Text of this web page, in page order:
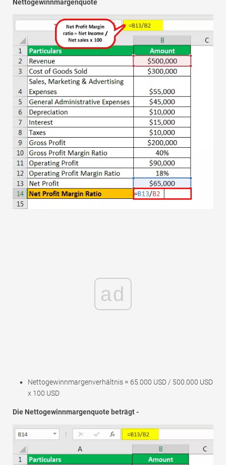
Nettogewinnmargenquote
ad
Nettogewinnmargenverhältnis = 65.000 USD / 500.000 USD
x 100 USD
Die Nettogewinnmargenquote beträgt -